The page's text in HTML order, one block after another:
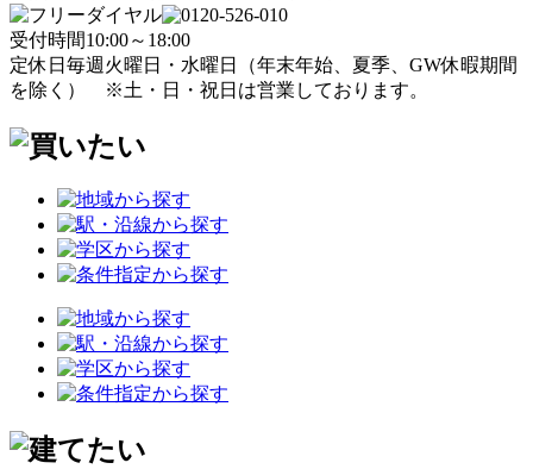
受付時間10:00～18:00
定休日 毎週火曜日・水曜日
（年末年始、夏季、GW休暇期間
を除く）
※土・日・祝日は営業しております。